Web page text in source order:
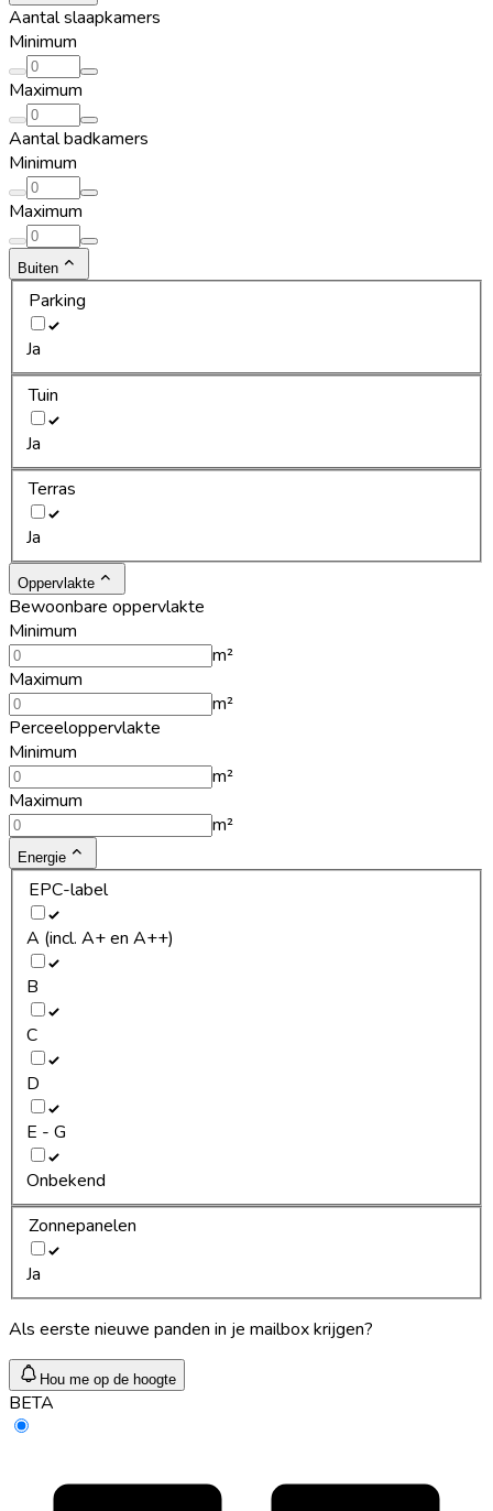
Aantal slaapkamers
Minimum
Maximum
Aantal badkamers
Minimum
Maximum
Buiten
Parking
Ja
Tuin
Ja
Terras
Ja
Oppervlakte
Bewoonbare oppervlakte
Minimum
m²
Maximum
m²
Perceeloppervlakte
Minimum
m²
Maximum
m²
Energie
EPC-label
A (incl. A+ en A++)
B
C
D
E - G
Onbekend
Zonnepanelen
Ja
Als eerste nieuwe panden in je mailbox krijgen?
Hou me op de hoogte
BETA